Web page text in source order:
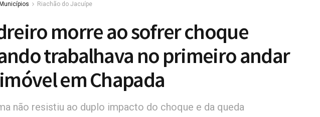
Municípios Riachão do Jacuípe
morre ao sofrer choque
trabalhava no primeiro andar
em Chapada
não resistiu ao duplo impacto do choque e da queda